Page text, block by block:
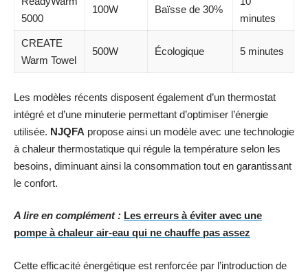
5000
100W Baïsse de 30%
minutes
CREATE
Warm Towel
500W Écologique 5 minutes
Les modèles récents disposent également d’un thermostat
intégré et d’une minuterie permettant d’optimiser l’énergie
utilisée. NJQFA propose ainsi un modèle avec une technologie
à chaleur thermostatique qui régule la température selon les
besoins, diminuant ainsi la consommation tout en garantissant
le confort.
A lire en complément : Les erreurs à éviter avec une
pompe à chaleur air-eau qui ne chauffe pas assez
Cette efficacité énergétique est renforcée par l’introduction de